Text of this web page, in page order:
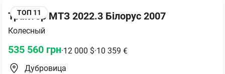
ТОП 11
Трактор МТЗ 2022.3 Білорус 2007
Колесный
535 560 грн·12 000 $·10 359 €
Дубровица